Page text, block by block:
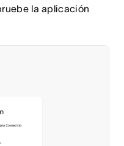
la aplicación